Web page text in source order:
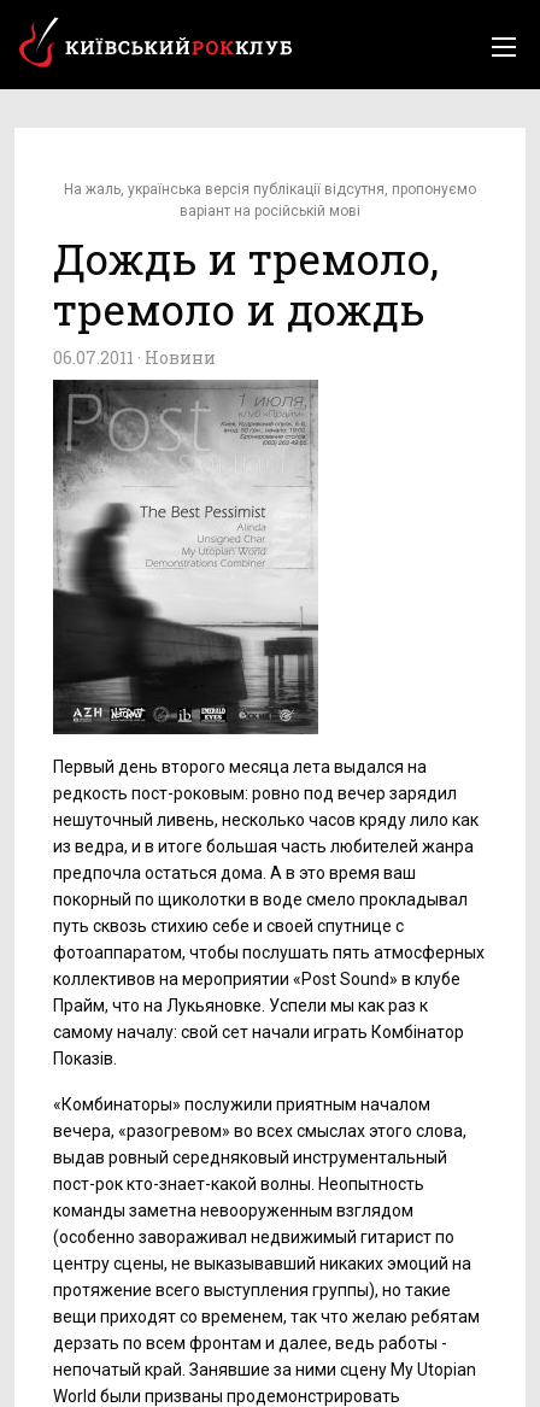
На жаль, українська версія публікації відсутня, пропонуємо
варіант на російській мові
Дождь и тремоло,
тремоло и дождь
06.07.2011 · Новини
Первый день второго месяца лета выдался на
редкость пост-роковым: ровно под вечер зарядил
нешуточный ливень, несколько часов кряду лило как
из ведра, и в итоге большая часть любителей жанра
предпочла остаться дома. А в это время ваш
покорный по щиколотки в воде смело прокладывал
путь сквозь стихию себе и своей спутнице с
фотоаппаратом, чтобы послушать пять атмосферных
коллективов на мероприятии «Post Sound» в клубе
Прайм, что на Лукьяновке. Успели мы как раз к
самому началу: свой сет начали играть Комбінатор
Показів.
«Комбинаторы» послужили приятным началом
вечера, «разогревом» во всех смыслах этого слова,
выдав ровный середняковый инструментальный
пост-рок кто-знает-какой волны. Неопытность
команды заметна невооруженным взглядом
(особенно завораживал недвижимый гитарист по
центру сцены, не выказывавший никаких эмоций на
протяжение всего выступления группы), но такие
вещи приходят со временем, так что желаю ребятам
дерзать по всем фронтам и далее, ведь работы -
непочатый край. Занявшие за ними сцену My Utopian
World были призваны продемонстрировать